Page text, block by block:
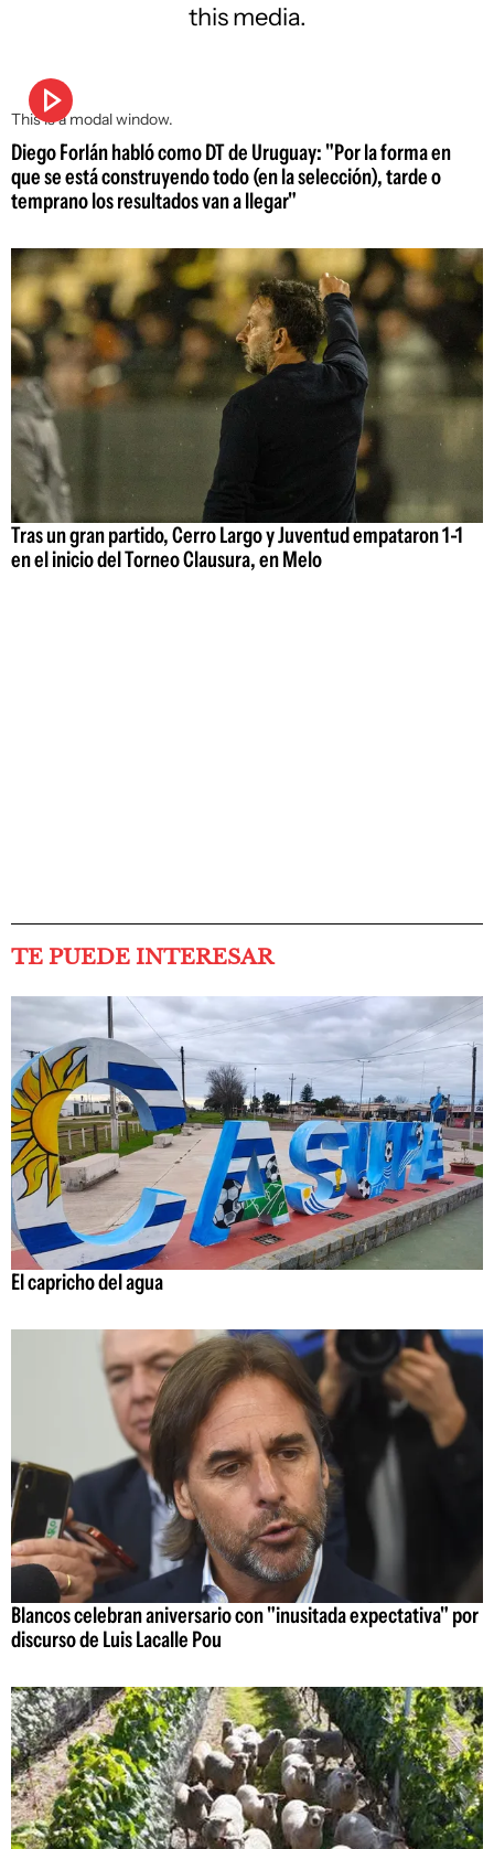
This is a modal window.
this media.
Diego Forlán habló como DT de Uruguay: "Por la forma en
que se está construyendo todo (en la selección), tarde o
temprano los resultados van a llegar"
Tras un gran partido, Cerro Largo y Juventud empataron 1-1
en el inicio del Torneo Clausura, en Melo
TE PUEDE INTERESAR
El capricho del agua
Blancos celebran aniversario con "inusitada expectativa" por
discurso de Luis Lacalle Pou